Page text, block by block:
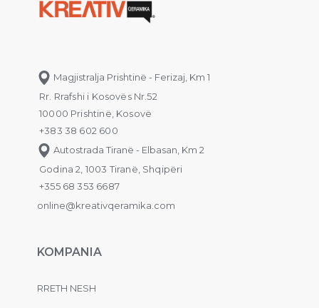
Magjistralja Prishtinë - Ferizaj, Km 1
Rr. Rrafshi i Kosovës Nr.52
10000 Prishtinë, Kosovë
+383 38 602 600
Autostrada Tiranë - Elbasan, Km 2
Godina 2, 1003 Tiranë, Shqipëri
+355 68 353 6687
online@kreativqeramika.com
KOMPANIA
RRETH NESH